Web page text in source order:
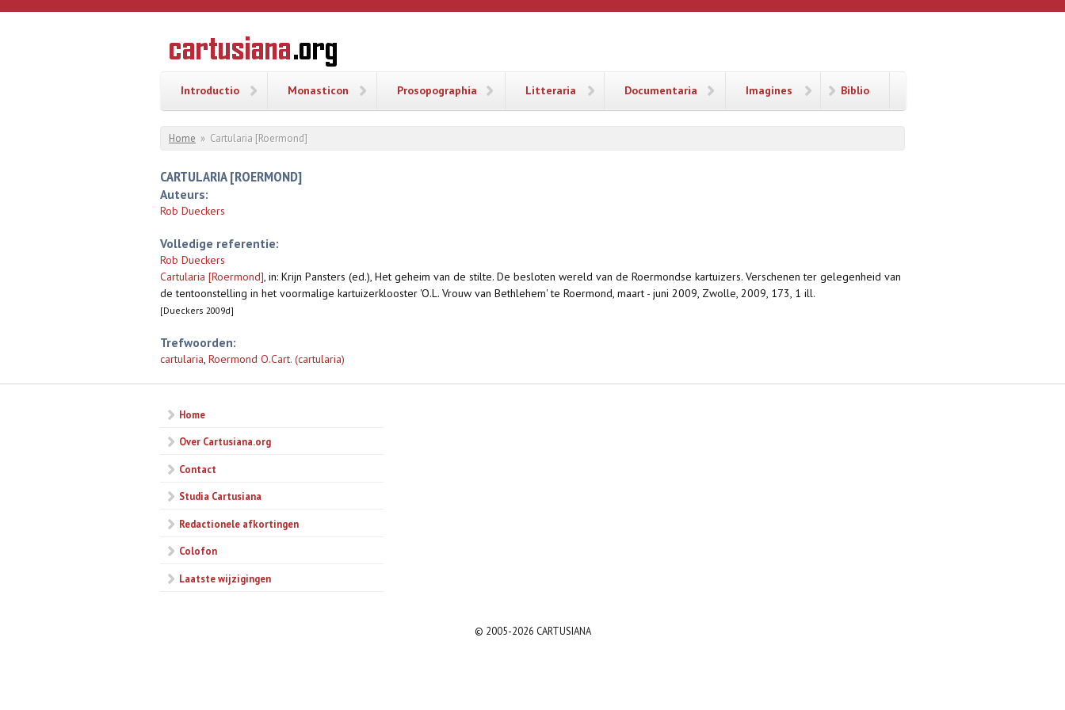
Overslaan en naar de inhoud gaan
CARTUSIANA
Geschiedenis
van de
Introductio Monasticon Prosopographia Litteraria Documentaria Imagines Biblio
U bent hier
Home » Cartularia [Roermond]
CARTULARIA [ROERMOND]
Auteurs:
Rob Dueckers
Volledige referentie:
Rob Dueckers
Cartularia [Roermond], in: Krijn Pansters (ed.), Het geheim van de stilte. De besloten wereld van de Roermondse kartuizers. Verschenen ter gelegenheid van
de tentoonstelling in het voormalige kartuizerklooster 'O.L. Vrouw van Bethlehem' te Roermond, maart - juni 2009, Zwolle, 2009, 173, 1 ill.
[Dueckers 2009d]
Trefwoorden:
cartularia, Roermond O.Cart. (cartularia)
Home
Over Cartusiana.org
Contact
Studia Cartusiana
Redactionele afkortingen
Colofon
Laatste wijzigingen
© 2005-2026 CARTUSIANA